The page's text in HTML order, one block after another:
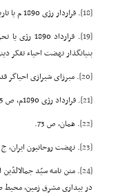
[18]
. قراردار رژى 1890 م یا تاریخ انحصار دخانیات در سال 1309 هـ.ق. شیخ حسن کربلایى، مبارزان، تهران دوم 1361، ص 32.
[19]
بنیانگذار نهضت احیاء تفکر
[20]
. میرزاى شیرازى احیاگر
[21]
. قرارداد رژى 1890م، ص 35.
[22]
. همان، ص 73.
[23]
. نهضت روحانیون ایران، ج 1، على دوانى، بنیاد فرهنگى امام رضا، ص 86قرارداد 1890 رژى تحریم تنباکو، ابراهیم تیمورى، ص 58.
[24]
در بیدارى مشرق زمین، محیط طباطبایى،